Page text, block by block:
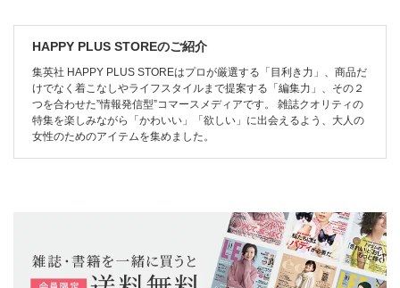
HAPPY PLUS STOREのご紹介
集英社 HAPPY PLUS STOREはプロが厳選する「目利き力」、商品だ
けでなく着こなしやライフスタイルまで提案する「編集力」、その２
つを合わせた”情報発信型”コマースメディアです。 雑誌クオリティの
特集を楽しみながら「かわいい」「欲しい」に出会えるよう、大人の
女性のためのアイテムを集めました。